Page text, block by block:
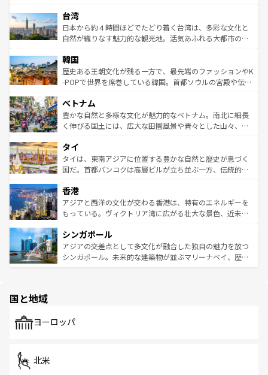
情報は
人々、おいしいローカルフードやハワイアンミュージッ
ク、伝統的なフラダンスなど、すべてがハワイの魅力を彩
っている。訪れるたびに新しい発見と感動が待っているハ
はコンテンツ一覧
リアリーフや大陸中央部にそびえるウルル（エアーズロッ
ク）、タスマニアの美しい原生林やケアンズの熱帯雨林な
ど、見どころがたくさん。また、カフェやワイン、オージ
いる。アクティビティも充実しており、サーフィンやダイ
ビング、ハイキングなど、アウトドア好きにはたまらな
い。オーストラリアの多彩な魅力を存分に味わいつくそ
参照してほしい。
台湾
日本から約４時間ほどでたどり着く台湾は、多彩な文化と
自然が織りなす魅力的な観光地。活気あふれる大都市の台
ン）、静ひつな山岳地帯である台湾東部など、都市の喧騒
と山間の静けさが共存しており、訪れる人に新しい発見と
驚きをもたらしてくれる。また、奥深い台湾の食文化も魅
容にもいいと評判のスイーツなど、バラエティ豊かな料理
が味わえる。 なお、新着の台湾情報は コンテンツ一覧を参
照してほしい。
韓国
歴史ある王朝文化が残る一方で、最先端のファッションやK
-POPで世界を席巻している韓国。首都ソウルの宮殿や伝統
き、地方に足を延ばせば四季折々の自然美を楽しむことが
できる。そして、キムチや焼肉、絶品のストリートフード
まで、さまざまな韓国料理が待っている。夜には、韓国な
リティに包まれながら、韓国の多彩な魅力を心ゆくまで味
わってみてほしい。 なお、新着の韓国情報はコンテンツ一
覧を参照してほしい。
ベトナム
豊かな自然と多様な文化が魅力的なベトナム。南北に細長
く伸びる国土には、広大な田園風景や青々とした山々、世
急速な発展と共に伝統が息づく。ハノイの古い町並みやホ
ーチミン市のフランス統治時代の建物も、独特の雰囲気を
醸し出している。また、バラエティの豊かさとおいしさで
とつ。フォーやバインミー、ベトナムコーヒーなどは、ぜ
ひ現地で味わいたい。どの地域を訪れてもあたたかい人々
が旅行者を迎えてくれるので、きっと忘れられない旅にな
参照してほしい。
タイ
タイは、東南アジアに位置する豊かな自然と歴史が息づく
国だ。首都バンコクは高層ビルが立ち並ぶ一方、伝統的な
の活気が交差している。北部ではチェンマイなどの山岳地
帯で自然と触れ合い、南部ではプーケットやクラビの美し
いビーチでリゾート気分を楽しむことができる。タイ料理
激する。気候は一年中温暖で、どの季節にも異なる楽しみ
が待っている。親しみやすいタイの人々、仏教を中心とし
た文化、そして多様な観光資源が、訪れる旅人を魅了し続
香港
アジアと西洋の文化が交わる香港は、特有のエネルギーを
もっている。ヴィクトリア湾に広がる壮大な景色、近未来
み、どこを訪れても感動するはず。観光スポットが密集し
ており、効率よく見どころを回れるのも魅力。息をのむよ
うな絶景から文化的な体験まで、香港を存分に楽しみ尽く
シンガポール
アジアの交差点として多文化が融合した独自の魅力を放つ
シンガポール。未来的な建築物が並ぶマリーナベイ、歴史
で、ホーカーズは地元の風情を楽しめる外せないスポット
国と地域
ヨーロッパ
北米